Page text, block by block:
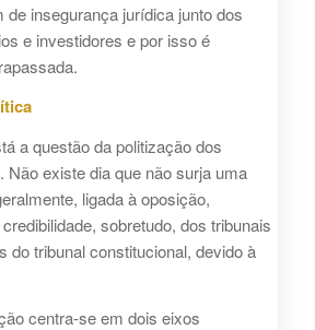
de insegurança jurídica junto dos
e investidores e por isso é
a questão da politização dos
Não existe dia que não surja uma
ligada à oposição,
sobretudo, dos tribunais
do tribunal constitucional, devido à
centra-se em dois eixos